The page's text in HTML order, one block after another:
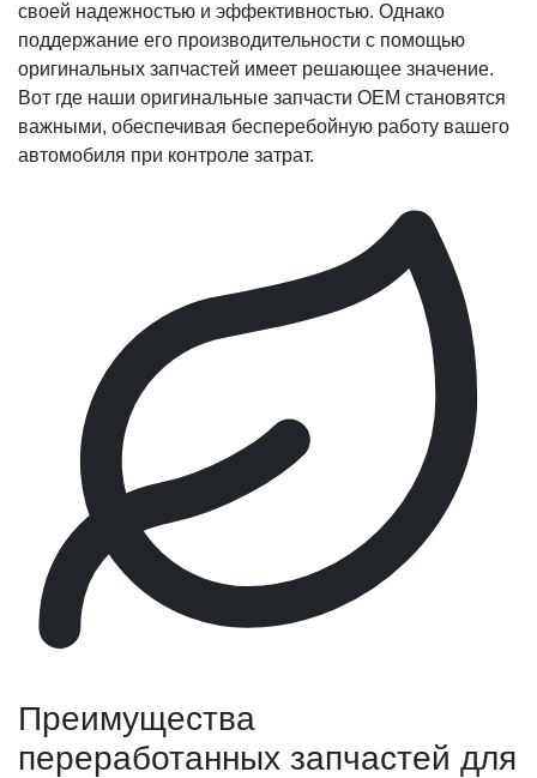
своей надежностью и эффективностью. Однако
поддержание его производительности с помощью
оригинальных запчастей имеет решающее значение.
Вот где наши оригинальные запчасти OEM становятся
важными, обеспечивая бесперебойную работу вашего
автомобиля при контроле затрат.
Преимущества
переработанных запчастей для